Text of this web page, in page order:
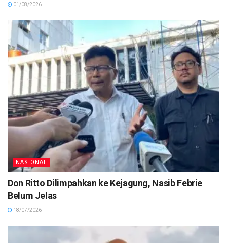
01/08/2026
NASIONAL
Don Ritto Dilimpahkan ke Kejagung, Nasib Febrie
Belum Jelas
18/07/2026